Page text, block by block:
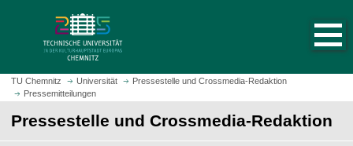
t
s
i
TU Chemnitz Universität
Pressestelle und Crossmedia-Redaktion
Pressemitteilungen
Pressestelle und Crossmedia-Redaktion